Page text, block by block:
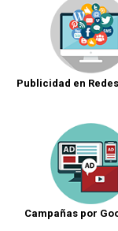
Publicidad en
Campañas por